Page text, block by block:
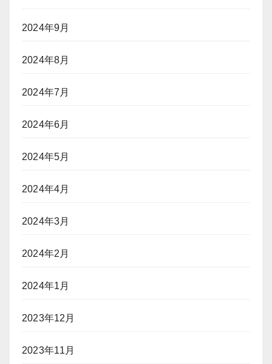
2024年9月
2024年8月
2024年7月
2024年6月
2024年5月
2024年4月
2024年3月
2024年2月
2024年1月
2023年12月
2023年11月